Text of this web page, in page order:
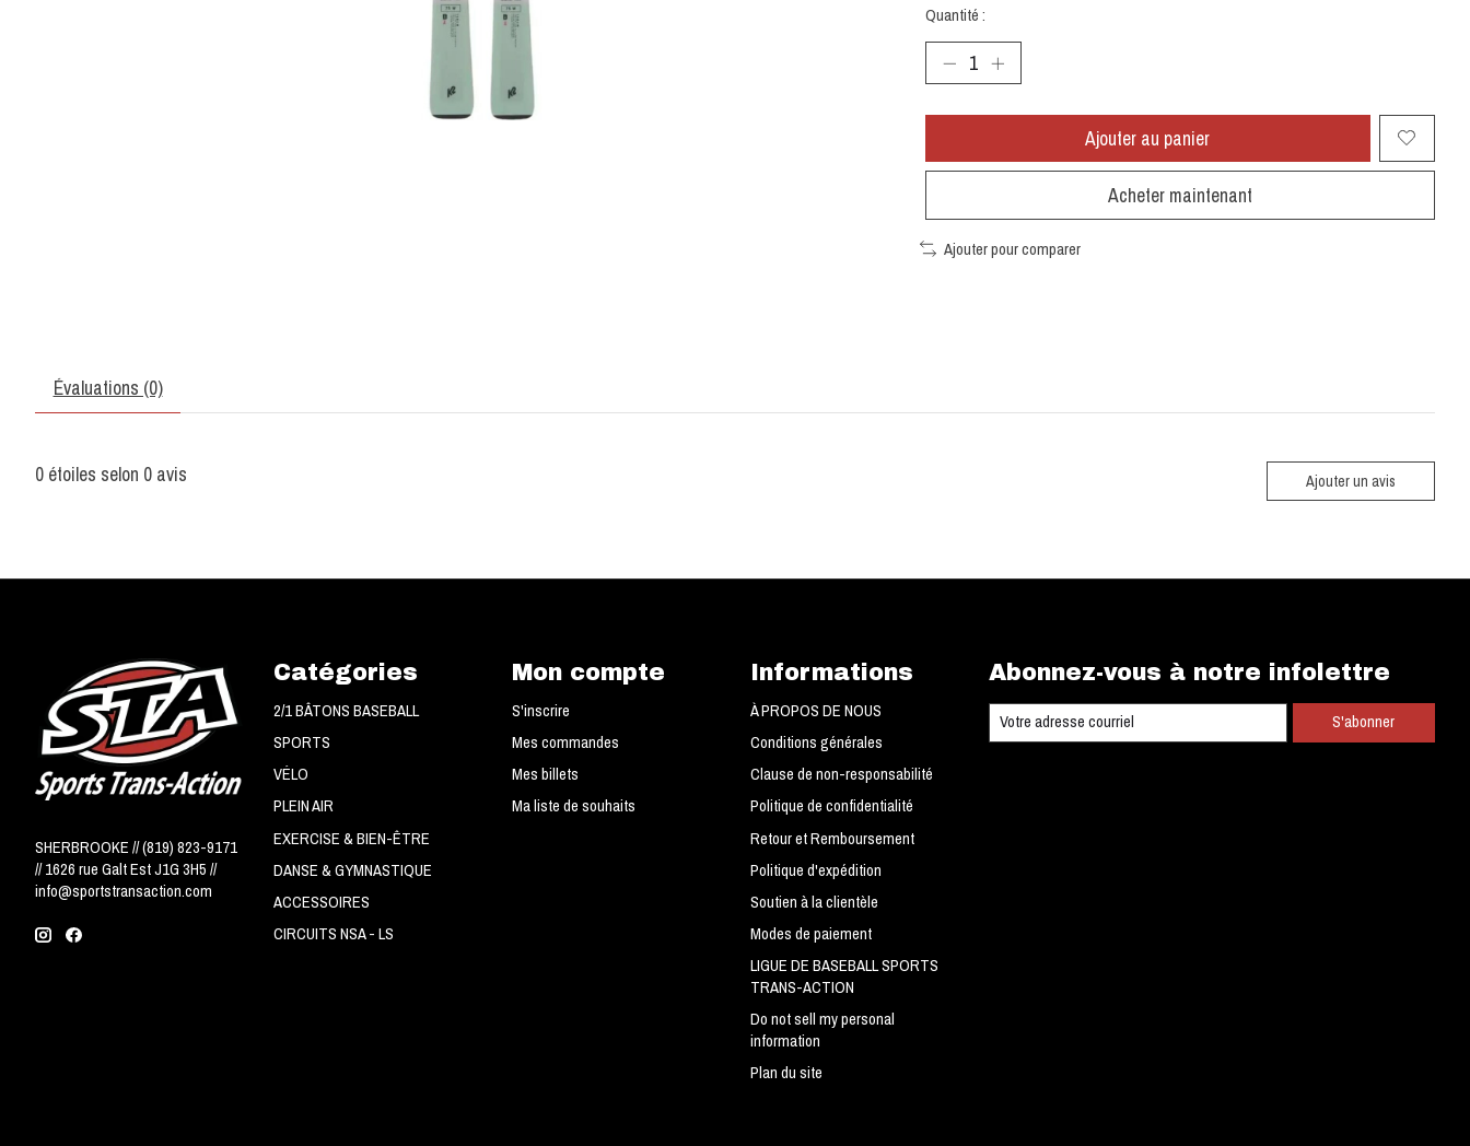
Quantité :
Ajouter au panier
Acheter maintenant
Ajouter pour comparer
Évaluations (0)
0 étoiles selon 0 avis Ajouter un avis
SHERBROOKE // (819) 823-9171
// 1626 rue Galt Est J1G 3H5 //
info@sportstransaction.com
Catégories
2/1 BÂTONS BASEBALL
SPORTS
VÉLO
PLEIN AIR
EXERCISE & BIEN-ÊTRE
DANSE & GYMNASTIQUE
ACCESSOIRES
CIRCUITS NSA - LS
Mon compte
S'inscrire
Mes commandes
Mes billets
Ma liste de souhaits
Informations
À PROPOS DE NOUS
Conditions générales
Clause de non-responsabilité
Politique de confidentialité
Retour et Remboursement
Politique d'expédition
Soutien à la clientèle
Modes de paiement
LIGUE DE BASEBALL SPORTS
TRANS-ACTION
Do not sell my personal
information
Plan du site
Abonnez-vous à notre infolettre
S'abonner